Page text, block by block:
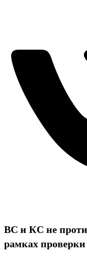
ВС и КС не
рамках